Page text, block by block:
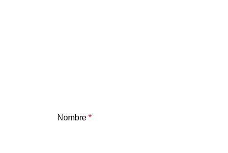
Nombre *